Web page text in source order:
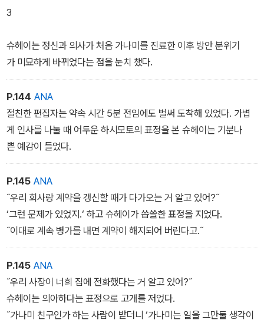
3
슈헤이는 정신과 의사가 처음 가나미를 진료한 이후 방안 분위기
가 미묘하게 바뀌었다는 점을 눈치 챘다.
P.144 ANA
절친한 편집자는 약속 시간 5분 전임에도 벌써 도착해 있었다. 가볍
게 인사를 나눌 때 어두운 하시모토의 표정을 본 슈헤이는 기분나
쁜 예감이 들었다.
P.145 ANA
˝우리 회사랑 계약을 갱신할 때가 다가오는 거 알고 있어?˝
‘그런 문제가 있었지.‘ 하고 슈헤이가 씁쓸한 표정을 지었다.
˝이대로 계속 병가를 내면 계약이 해지되어 버린다고.˝
P.145 ANA
˝우리 사장이 너희 집에 전화했다는 거 알고 있어?˝
슈헤이는 의아하다는 표정으로 고개를 저었다.
˝가나미 친구인가 하는 사람이 받더니 ‘가나미는 일을 그만둘 생각이